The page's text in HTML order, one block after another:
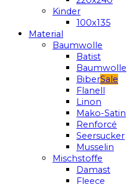
Kinder
100x135
Material
Baumwolle
Batist
Baumwolle
Biber
Flanell
Linon
Mako-Satin
Renforcé
Seersucker
Musselin
Mischstoffe
Damast
Fleece